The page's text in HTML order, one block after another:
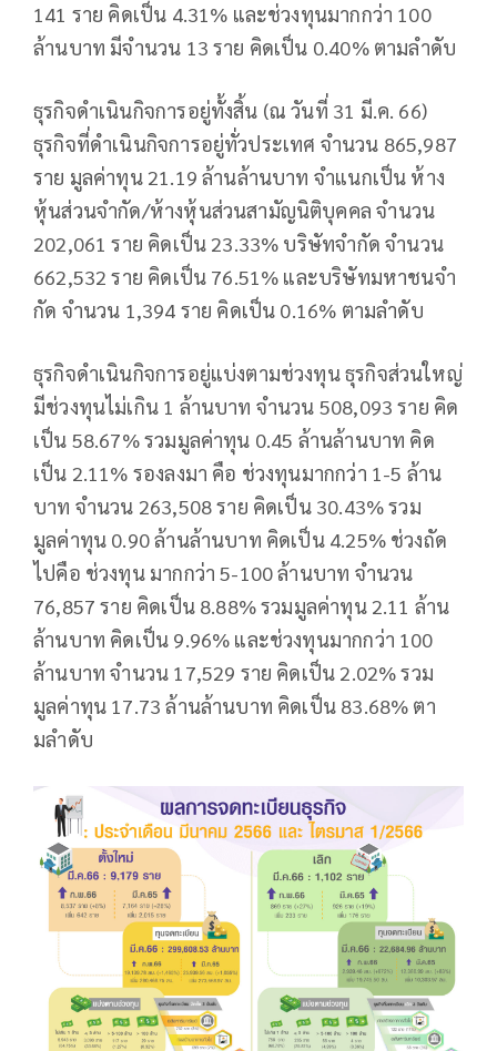
141 ราย คิดเป็น 4.31% และช่วงทุนมากกว่า 100
ล้านบาท มีจํานวน 13 ราย คิดเป็น 0.40% ตามลําดับ
ธุรกิจดําเนินกิจการอยู่ทั้งสิ้น (ณ วันที่ 31 มี.ค. 66)
ธุรกิจที่ดําเนินกิจการอยู่ทั่วประเทศ จํานวน 865,987
ราย มูลค่าทุน 21.19 ล้านล้านบาท จําแนกเป็น ห้าง
หุ้นส่วนจํากัด/ห้างหุ้นส่วนสามัญนิติบุคคล จํานวน
202,061 ราย คิดเป็น 23.33% บริษัทจํากัด จํานวน
662,532 ราย คิดเป็น 76.51% และบริษัทมหาชนจํา
กัด จํานวน 1,394 ราย คิดเป็น 0.16% ตามลําดับ
ธุรกิจดําเนินกิจการอยู่แบ่งตามช่วงทุน ธุรกิจส่วนใหญ่
มีช่วงทุนไม่เกิน 1 ล้านบาท จํานวน 508,093 ราย คิด
เป็น 58.67% รวมมูลค่าทุน 0.45 ล้านล้านบาท คิด
เป็น 2.11% รองลงมา คือ ช่วงทุนมากกว่า 1-5 ล้าน
บาท จํานวน 263,508 ราย คิดเป็น 30.43% รวม
มูลค่าทุน 0.90 ล้านล้านบาท คิดเป็น 4.25% ช่วงถัด
ไปคือ ช่วงทุน มากกว่า 5-100 ล้านบาท จํานวน
76,857 ราย คิดเป็น 8.88% รวมมูลค่าทุน 2.11 ล้าน
ล้านบาท คิดเป็น 9.96% และช่วงทุนมากกว่า 100
ล้านบาท จํานวน 17,529 ราย คิดเป็น 2.02% รวม
มูลค่าทุน 17.73 ล้านล้านบาท คิดเป็น 83.68% ตา
มลําดับ